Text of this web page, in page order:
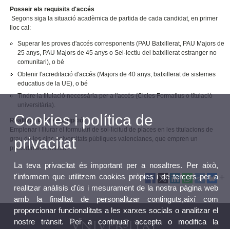
Posseir els requisits d'accés
Segons siga la situació acadèmica de partida de cada candidat, en primer
lloc cal:
Superar les proves d'accés corresponents (PAU Batxillerat, PAU Majors de
25 anys, PAU Majors de 45 anys o Sel·lectiu del batxillerat estranger no
comunitari), o bé
Obtenir l'acreditació d'accés (Majors de 40 anys, batxillerat de sistemes
educatius de la UE), o bé
Tindre la titulació necessària per a l'accés (Cicles Formatius o titulació
universitària).
Realitzar la Preinscripció
Emplenar i lliurar el formulari de sol·licitud de places en les titulacions de
grau de les cinc universitats públiques valencianes, que empren un
procediment unificat.
Cookies i política de
privacitat
La teva privacitat és important per a nosaltres. Per això,
t'informem que utilitzem cookies pròpies i de tercers per a
realitzar anàlisis d'ús i mesurament de la nostra pàgina web
amb la finalitat de personalitzar continguts,així com
proporcionar funcionalitats a les xarxes socials o analitzar el
nostre trànsit. Per a continuar accepta o modifica la